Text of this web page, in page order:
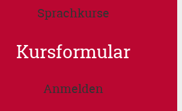
Sprachkurse
Kursformular
Anmelden